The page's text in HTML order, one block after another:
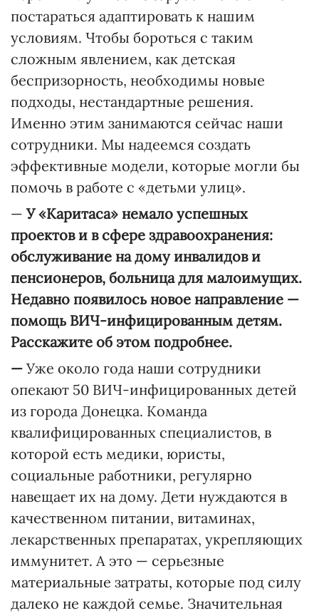
постараться адаптировать к нашим
условиям. Чтобы бороться с таким
сложным явлением, как детская
беспризорность, необходимы новые
подходы, нестандартные решения.
Именно этим занимаются сейчас наши
сотрудники. Мы надеемся создать
эффективные модели, которые могли бы
помочь в работе с «детьми улиц».
— У «Каритаса» немало успешных
проектов и в сфере здравоохранения:
обслуживание на дому инвалидов и
пенсионеров, больница для малоимущих.
Недавно появилось новое направление —
помощь ВИЧ-инфицированным детям.
Расскажите об этом подробнее.
— Уже около года наши сотрудники
опекают 50 ВИЧ-инфицированных детей
из города Донецка. Команда
квалифицированных специалистов, в
которой есть медики, юристы,
социальные работники, регулярно
навещает их на дому. Дети нуждаются в
качественном питании, витаминах,
лекарственных препаратах, укрепляющих
иммунитет. А это — серьезные
материальные затраты, которые под силу
далеко не каждой семье. Значительная